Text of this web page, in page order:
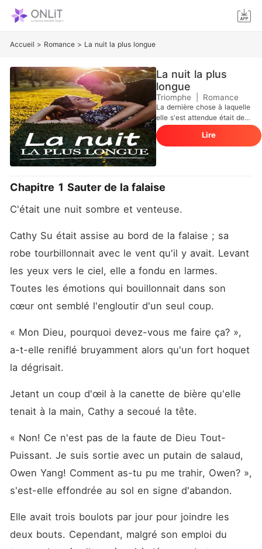
Accueil > Romance > La nuit la plus longue
La nuit la plus
longue
Triomphe Romance
La dernière chose à laquelle
elle s'est attendue était de
se réveiller dans un autre
corps, dont l'ancienne
propriétaire était l'épouse
saisir cette chance pour
qu'elle a obtenu n'était que
Lorsque la femme qu'il
demandé le divorce et elle a
accepté sans hésitation.
Cependant, le destin avait
un autre plan. Leur histoire
Lire
Chapitre 1 Sauter de la falaise
C'était une nuit sombre et venteuse.
Cathy Su était assise au bord de la falaise ; sa
robe tourbillonnait avec le vent qu'il y avait. Levant
les yeux vers le ciel, elle a fondu en larmes.
Toutes les émotions qui bouillonnait dans son
cœur ont semblé l'engloutir d'un seul coup.
« Mon Dieu, pourquoi devez-vous me faire ça? »,
a-t-elle reniflé bruyamment alors qu'un fort hoquet
la dégrisait.
Jetant un coup d'œil à la canette de bière qu'elle
tenait à la main, Cathy a secoué la tête.
« Non! Ce n'est pas de la faute de Dieu Tout-
Puissant. Je suis sortie avec un putain de salaud,
Owen Yang! Comment as-tu pu me trahir, Owen? »,
s'est-elle effondrée au sol en signe d'abandon.
Elle avait trois boulots par jour pour joindre les
deux bouts. Cependant, malgré son emploi du